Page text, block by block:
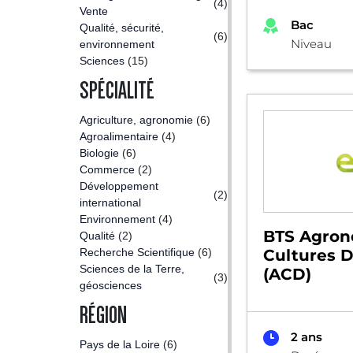
Vente
(4)
Qualité, sécurité,
environnement
(6)
Sciences (15)
SPÉCIALITÉ
Agriculture, agronomie (6)
Agroalimentaire (4)
Biologie (6)
Commerce (2)
Développement
international
(2)
Environnement (4)
Qualité (2)
Recherche Scientifique (6)
Sciences de la Terre,
géosciences
(3)
RÉGION
Pays de la Loire (6)
Bac
Niveau
BTS
Cultures
(ACD)
2 ans